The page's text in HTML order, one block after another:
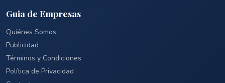
Guia de Empresas
Quiénes Somos
Publicidad
Términos y Condiciones
Política de Privacidad